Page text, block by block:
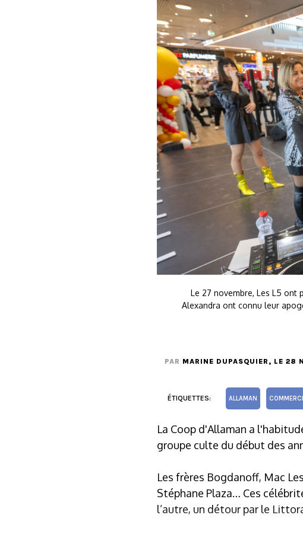
Le 27 novembre, Les L5 ont
Alexandra ont connu leur
PAR MARINE DUPASQUIER, LE 28
ÉTIQUETTES: ALLAMAN
La Coop d'Allaman a
groupe culte du début des
Les frères Bogdanoff, Mac
Stéphane Plaza… Ces
l’autre, un détour par le